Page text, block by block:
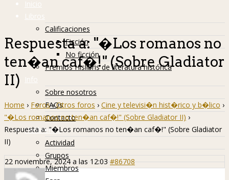
Inicio
Libros
Calificaciones
Ficción
No ficción
Premios Hislibris de literatura histórica
Info
Sobre nosotros
FAQs
Contacto
Hislibreños
Actividad
Grupos
Miembros
Respuesta a: "�Los romanos no
ten�an caf�!" (Sobre Gladiator
II)
Home › Foros › Otros foros › Cine y televisi�n hist�rico y b�lico ›
"�Los romanos no ten�an caf�!" (Sobre Gladiator II) ›
Respuesta a: "�Los romanos no ten�an caf�!" (Sobre Gladiator
II)
22 noviembre, 2024 a las 12:03 #86708